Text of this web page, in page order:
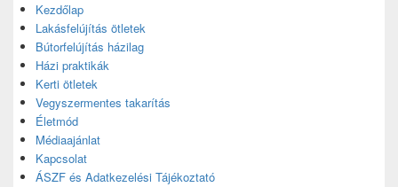
Kezdőlap
Lakásfelújítás ötletek
Bútorfelújítás házilag
Házi praktikák
Kerti ötletek
Vegyszermentes takarítás
Életmód
Médiaajánlat
Kapcsolat
ÁSZF és Adatkezelési Tájékoztató